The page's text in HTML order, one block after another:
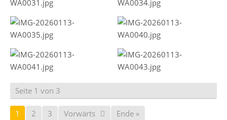
Seite 1 von 3
1 2 3 Vorwärts Ende »